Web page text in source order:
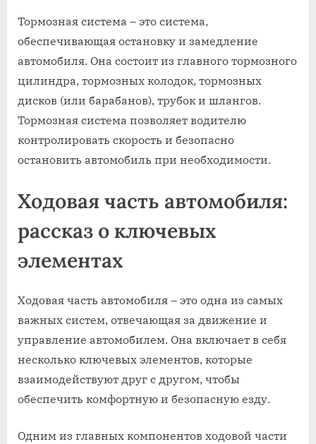
Тормозная система – это система,
обеспечивающая остановку и замедление
автомобиля. Она состоит из главного тормозного
цилиндра, тормозных колодок, тормозных
дисков (или барабанов), трубок и шлангов.
Тормозная система позволяет водителю
контролировать скорость и безопасно
остановить автомобиль при необходимости.
Ходовая часть автомобиля:
рассказ о ключевых
элементах
Ходовая часть автомобиля – это одна из самых
важных систем, отвечающая за движение и
управление автомобилем. Она включает в себя
несколько ключевых элементов, которые
взаимодействуют друг с другом, чтобы
обеспечить комфортную и безопасную езду.
Одним из главных компонентов ходовой части